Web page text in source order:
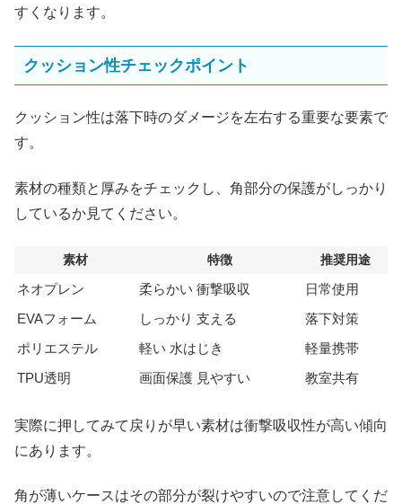
すくなります。
クッション性チェックポイント
クッション性は落下時のダメージを左右する重要な要素で
す。
素材の種類と厚みをチェックし、角部分の保護がしっかり
しているか見てください。
素材 特徴 推奨用途
ネオプレン 柔らかい 衝撃吸収
日常使用
EVAフォーム
しっかり 支える
落下対策
ポリエステル
軽い 水はじき
軽量携帯
TPU透明
画面保護 見やすい 教室共有
実際に押してみて戻りが早い素材は衝撃吸収性が高い傾向
にあります。
角が薄いケースはその部分が裂けやすいので注意してくだ